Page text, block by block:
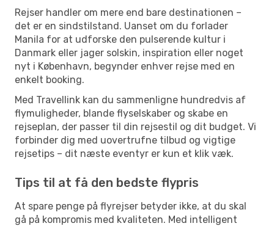
Rejser handler om mere end bare destinationen –
det er en sindstilstand. Uanset om du forlader
Manila for at udforske den pulserende kultur i
Danmark eller jager solskin, inspiration eller noget
nyt i København, begynder enhver rejse med en
enkelt booking.
Med Travellink kan du sammenligne hundredvis af
flymuligheder, blande flyselskaber og skabe en
rejseplan, der passer til din rejsestil og dit budget. Vi
forbinder dig med uovertrufne tilbud og vigtige
rejsetips – dit næste eventyr er kun et klik væk.
Tips til at få den bedste flypris
At spare penge på flyrejser betyder ikke, at du skal
gå på kompromis med kvaliteten. Med intelligent